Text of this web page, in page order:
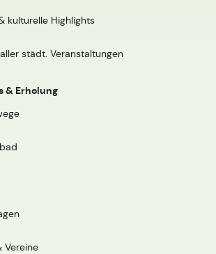
kulturelle Highlights
städt. Veranstaltungen
& Erholung
Vereine